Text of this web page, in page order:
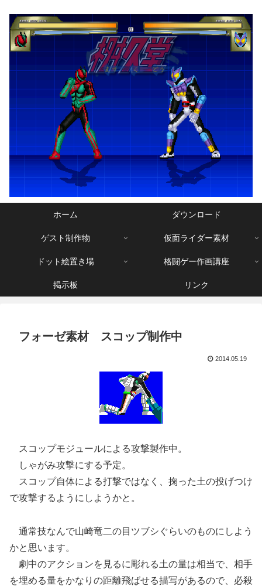
ホーム ダウンロード
ゲスト制作物 仮面ライダー素材
ドット絵置き場 格闘ゲー作画講座
掲示板 リンク
フォーゼ素材 スコップ制作中
2014.05.19
スコップモジュールによる攻撃製作中。
しゃがみ攻撃にする予定。
スコップ自体による打撃ではなく、掬った土の投げつけ
で攻撃するようにしようかと。
通常技なんで山崎竜二の目ツブシぐらいのものにしよう
かと思います。
劇中のアクションを見るに彫れる土の量は相当で、相手
を埋める量をかなりの距離飛ばせる描写があるので、必殺